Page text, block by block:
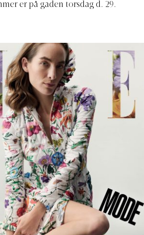
er på gaden torsdag d. 29.